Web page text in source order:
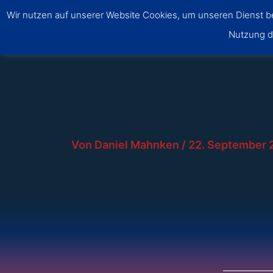
Von Daniel Mahnken / 22. September
Wir nutzen auf unserer Website Cookies, um unseren Dienst
Nutzung